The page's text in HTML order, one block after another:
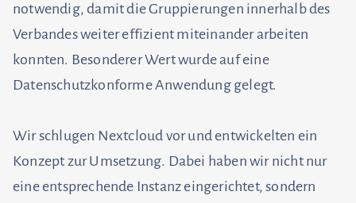
notwendig, damit die Gruppierungen innerhalb des
Verbandes weiter effizient miteinander arbeiten
konnten. Besonderer Wert wurde auf eine
Datenschutzkonforme Anwendung gelegt.
Wir schlugen Nextcloud vor und entwickelten ein
Konzept zur Umsetzung. Dabei haben wir nicht nur
eine entsprechende Instanz eingerichtet, sondern